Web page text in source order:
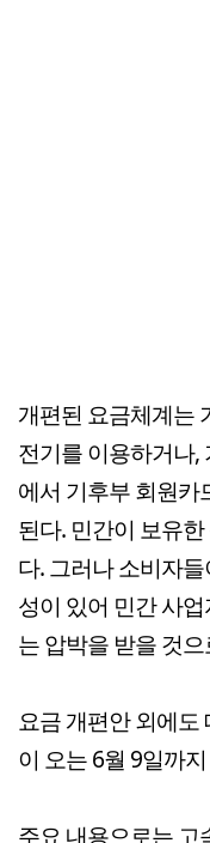
개편된 요금체계는
전기를 이용하거나,
에서 기후부 회원카
된다. 민간이 보유
다. 그러나 소비자
성이 있어 민간 사
는 압박을 받을 것
요금 개편안 외에
이 오는 6월 9일까
주요 내용으로는 고